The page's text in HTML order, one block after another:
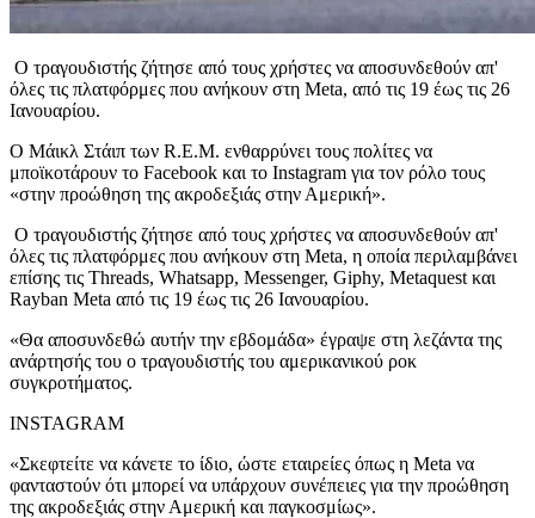
Ο τραγουδιστής ζήτησε από τους χρήστες να αποσυνδεθούν απ'
όλες τις πλατφόρμες που ανήκουν στη Meta, από τις 19 έως τις 26
Ιανουαρίου.
Ο Μάικλ Στάιπ των R.E.M. ενθαρρύνει τους πολίτες να
μποϊκοτάρουν το Facebook και το Instagram για τον ρόλο τους
«στην προώθηση της ακροδεξιάς στην Αμερική».
Ο τραγουδιστής ζήτησε από τους χρήστες να αποσυνδεθούν απ'
όλες τις πλατφόρμες που ανήκουν στη Meta, η οποία περιλαμβάνει
επίσης τις Threads, Whatsapp, Messenger, Giphy, Metaquest και
Rayban Meta από τις 19 έως τις 26 Ιανουαρίου.
«Θα αποσυνδεθώ αυτήν την εβδομάδα» έγραψε στη λεζάντα της
ανάρτησής του ο τραγουδιστής του αμερικανικού ροκ
συγκροτήματος.
INSTAGRAM
«Σκεφτείτε να κάνετε το ίδιο, ώστε εταιρείες όπως η Meta να
φανταστούν ότι μπορεί να υπάρχουν συνέπειες για την προώθηση
της ακροδεξιάς στην Αμερική και παγκοσμίως».